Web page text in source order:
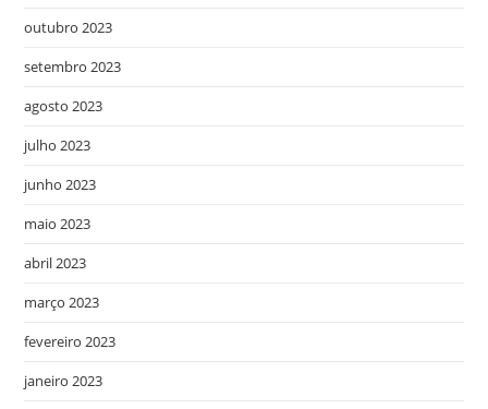
outubro 2023
setembro 2023
agosto 2023
julho 2023
junho 2023
maio 2023
abril 2023
março 2023
fevereiro 2023
janeiro 2023